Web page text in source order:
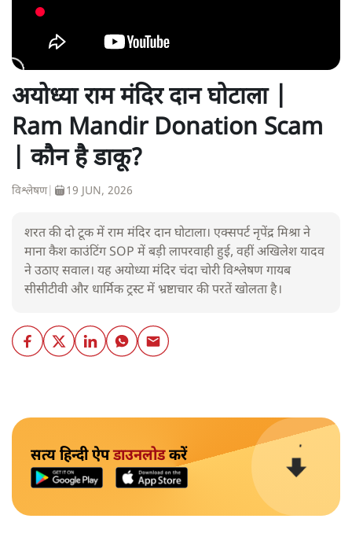
अयोध्या राम मंदिर दान घोटाला |
Ram Mandir Donation Scam
| कौन है डाकू?
विश्लेषण| 19 JUN, 2026
शरत की दो टूक में राम मंदिर दान घोटाला। एक्सपर्ट नृपेंद्र मिश्रा ने
माना कैश काउंटिंग SOP में बड़ी लापरवाही हुई, वहीं अखिलेश यादव
ने उठाए सवाल। यह अयोध्या मंदिर चंदा चोरी विश्लेषण गायब
सीसीटीवी और धार्मिक ट्रस्ट में भ्रष्टाचार की परतें खोलता है।
सत्य हिन्दी ऐपडाउनलोडकरें